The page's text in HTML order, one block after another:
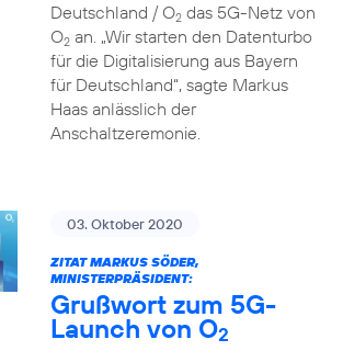
Deutschland / O2das 5G-Netz von
O2an. „Wir starten den Datenturbo
für die Digitalisierung aus Bayern
für Deutschland“, sagte Markus
Haas anlässlich der
Anschaltzeremonie.
03. Oktober 2020
ZITAT MARKUS SÖDER,
MINISTERPRÄSIDENT:
Grußwort zum 5G-
Launch von O2